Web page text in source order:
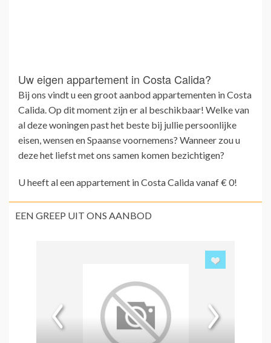
Uw eigen appartement in Costa Calida?
Bij ons vindt u een groot aanbod appartementen in Costa
Calida. Op dit moment zijn er al beschikbaar! Welke van
al deze woningen past het beste bij jullie persoonlijke
eisen, wensen en Spaanse voornemens? Wanneer zou u
deze het liefst met ons samen komen bezichtigen?
U heeft al een appartement in Costa Calida vanaf € 0!
EEN GREEP UIT ONS AANBOD